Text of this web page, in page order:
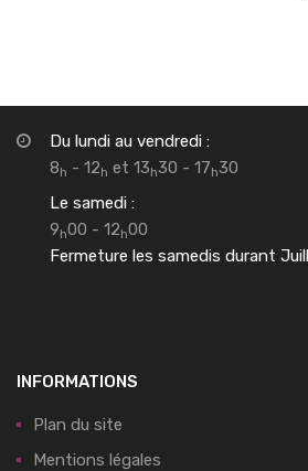
Du lundi au vendredi :
8h - 12h et 13h30 - 17h30
Le samedi :
9h00 - 12h00
Fermeture les samedis durant
INFORMATIONS
Plan du site
Mentions légales